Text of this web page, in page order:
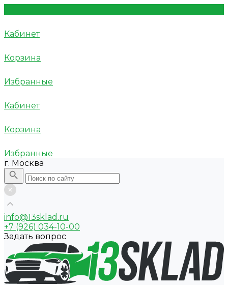
Кабинет
Корзина
Избранные
Кабинет
Корзина
Избранные
г. Москва
info@13sklad.ru
+7 (926) 034-10-00
Задать вопрос